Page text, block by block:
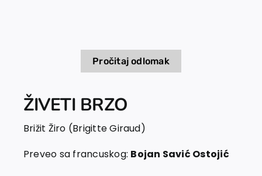
Pročitaj odlomak
ŽIVETI BRZO
Brižit Žiro (Brigitte Giraud)
Preveo sa francuskog: Bojan Savić Ostojić